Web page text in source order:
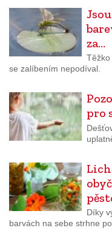
za…
se zalíbením nepodíval.
pro
Díky
barvách na sebe strhne